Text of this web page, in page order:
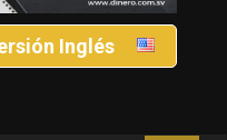
Inglés